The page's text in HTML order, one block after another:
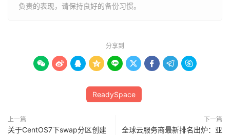
负责的表现，请保持良好的备份习惯。
分享到
        
ReadySpace
上一篇
关于CentOS7下swap分区创建
下一篇
全球云服务商最新排名出炉：亚